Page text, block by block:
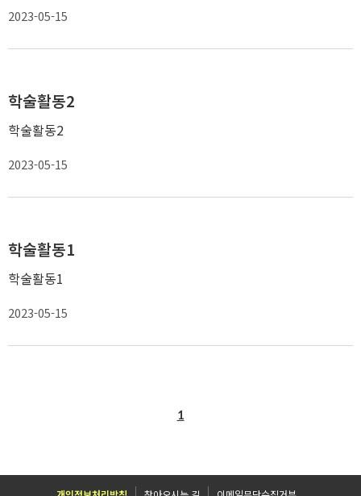
2023-05-15
학술활동2
학술활동2
2023-05-15
학술활동1
학술활동1
2023-05-15
1